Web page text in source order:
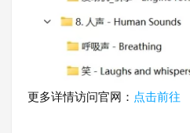
更多详情访问官网： 点击前往